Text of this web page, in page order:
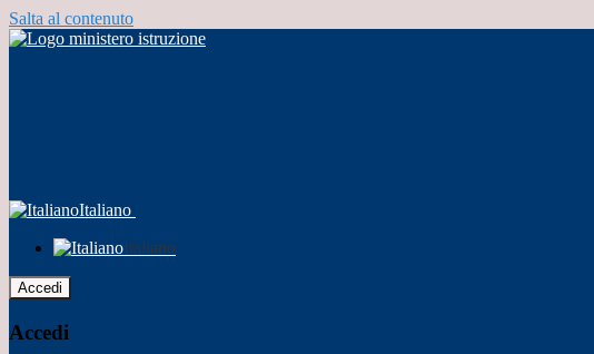
Salta al contenuto
Italiano
Italiano
Accedi
Accedi